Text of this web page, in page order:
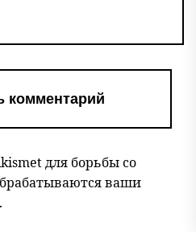
для борьбы со
ваши
.